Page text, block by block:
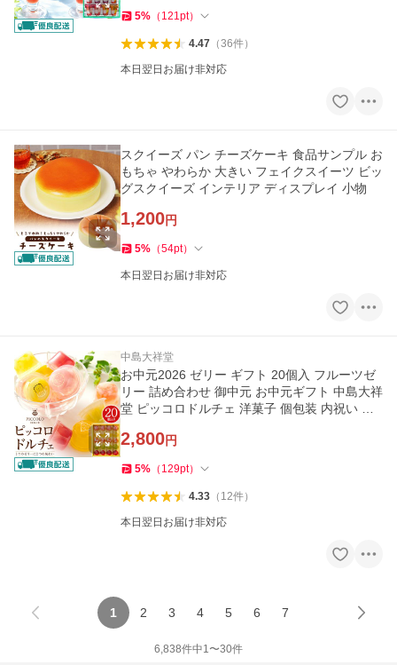
5% （ 121pt）
4.47（36件）
本日翌日お届け非対応
スクイーズ パン チーズケーキ 食品サンプル お
もちゃ やわらか 大きい フェイクスイーツ ビッ
グスクイーズ インテリア ディスプレイ 小物
1,200円
5% （54pt）
本日翌日お届け非対応
中島大祥堂
お中元2026 ゼリー ギフト 20個入 フルーツゼ
リー 詰め合わせ 御中元 お中元ギフト 中島大祥
堂 ピッコロドルチェ 洋菓子 個包装 内祝い お
2,800円
5% （ 129pt）
4.33（ 12件）
本日翌日お届け非対応
1 2 3 4 5 6 7
6,838件中1〜30件